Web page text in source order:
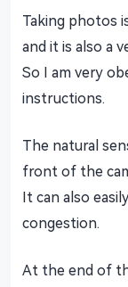
Taking photos
and it is also a
So I am very
instructions.
The natural
front of the
It can also
congestion.
At the end of